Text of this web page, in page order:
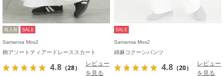
再入荷 SALE
Samansa Mos2
柄アソートティアードレーススカート
4.8 （28）
レビュー
を見る
SALE
Samansa Mos2
綿麻コクーンパンツ
4.8 （20）
レビュー
を見る